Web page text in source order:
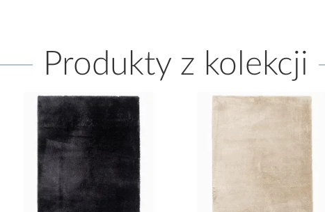
Produkty z kolekcji